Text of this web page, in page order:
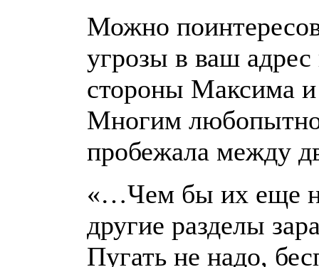
Можно
угрозы в ваш адрес
стороны Максима и
Многим
пробежала между
«…Чем бы их еще
другие разделы
Пугать не надо,